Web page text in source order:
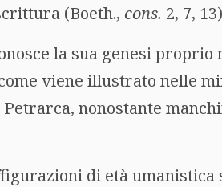
(Boeth., cons. 2, 7,
la sua genesi
viene illustrato nelle
Petrarca, nonostante
di età